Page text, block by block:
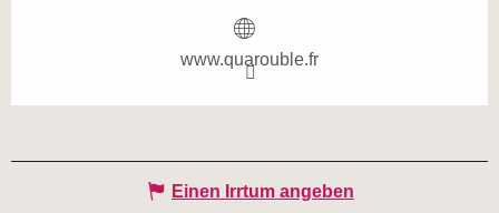
www.quarouble.fr
Einen Irrtum angeben